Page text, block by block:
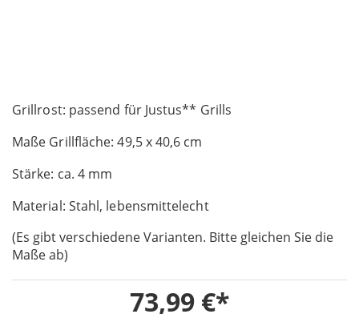
Grillrost: passend für Justus** Grills
Maße Grillfläche: 49,5 x 40,6 cm
Stärke: ca. 4 mm
Material: Stahl, lebensmittelecht
(Es gibt verschiedene Varianten. Bitte gleichen Sie die
Maße ab)
73,99 €
gallery
to
beginning
the
images
gallery